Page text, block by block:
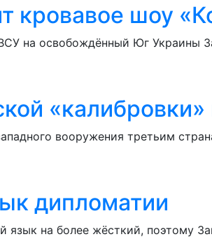
кровавое шоу
на освобождённый Юг Украины
вооружения третьим
дипломатии
язык на более жёсткий, поэтому